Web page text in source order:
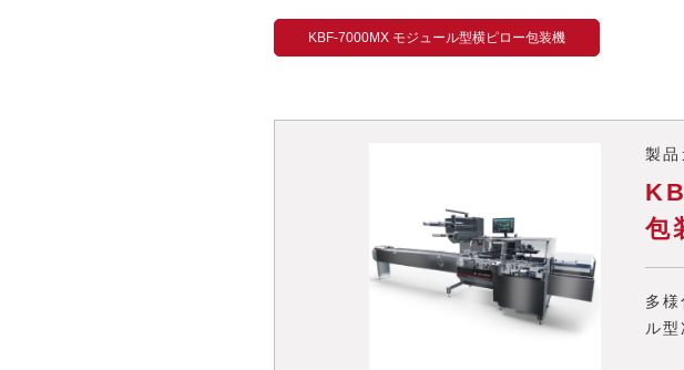
KBF-7000MX モジュール型横ピロー包装機
製品
包
多
ル